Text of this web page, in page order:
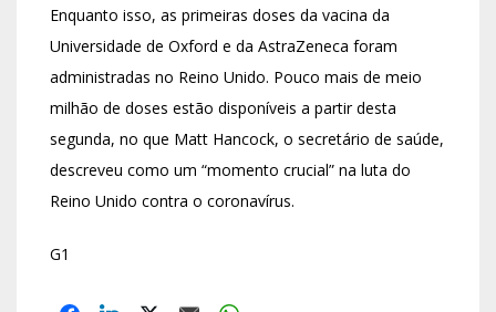
Enquanto isso, as primeiras doses da vacina da
Universidade de Oxford e da AstraZeneca foram
administradas no Reino Unido. Pouco mais de meio
milhão de doses estão disponíveis a partir desta
segunda, no que Matt Hancock, o secretário de saúde,
descreveu como um “momento crucial” na luta do
Reino Unido contra o coronavírus.
G1